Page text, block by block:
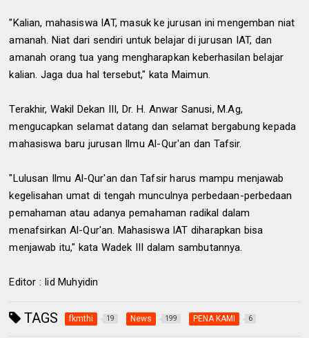
"Kalian, mahasiswa IAT, masuk ke jurusan ini mengemban niat
amanah. Niat dari sendiri untuk belajar di jurusan IAT, dan
amanah orang tua yang mengharapkan keberhasilan belajar
kalian. Jaga dua hal tersebut," kata Maimun.
Terakhir, Wakil Dekan III, Dr. H. Anwar Sanusi, M.Ag,
mengucapkan selamat datang dan selamat bergabung kepada
mahasiswa baru jurusan Ilmu Al-Qur'an dan Tafsir.
"Lulusan Ilmu Al-Qur'an dan Tafsir harus mampu menjawab
kegelisahan umat di tengah munculnya perbedaan-perbedaan
pemahaman atau adanya pemahaman radikal dalam
menafsirkan Al-Qur'an. Mahasiswa IAT diharapkan bisa
menjawab itu," kata Wadek III dalam sambutannya.
Editor : Iid Muhyidin
TAGS fkmthi 19 News 199 PENA KAMI 6